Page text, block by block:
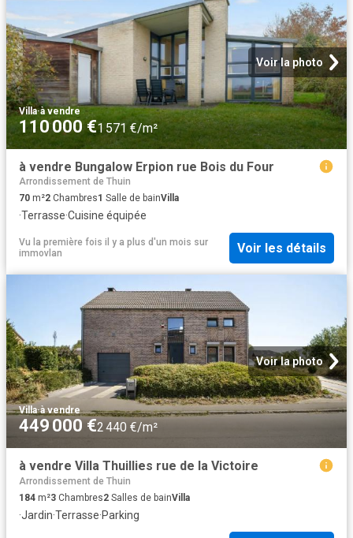
Voir la photo
Villa·à vendre
110 000 €1 571 €/m²
à vendre Bungalow Erpion rue Bois du Four
Arrondissement de Thuin
70 m²2 Chambres1 Salle de bainVilla
·Terrasse·Cuisine équipée
Vu la première fois il y a plus d'un mois sur
immovlan
Voir les détails
Voir la photo
Villa·à vendre
449 000 €2 440 €/m²
à vendre Villa Thuillies rue de la Victoire
Arrondissement de Thuin
184 m²3 Chambres2 Salles de bainVilla
·Jardin·Terrasse·Parking